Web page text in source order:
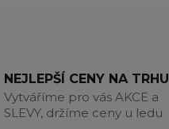
NEJLEPŠÍ CENY NA TRHU
Vytváříme pro vás AKCE a
SLEVY, držíme ceny u ledu